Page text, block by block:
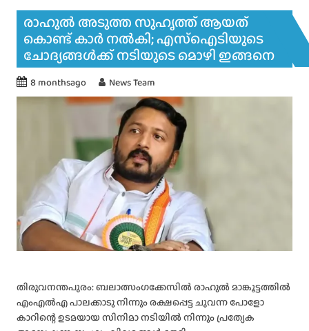
രാഹുല്‍ അടുത്ത സുഹൃത്ത് ആയത്
കൊണ്ട് കാർ നൽകി; എസ്ഐടിയുടെ
ചോദ്യങ്ങൾക്ക് നടിയുടെ മൊഴി ഇങ്ങനെ
8 monthsago News Team
തിരുവനന്തപുരം: ബലാത്സംഗക്കേസില്‍ രാഹുൽ മാങ്കൂട്ടത്തിൽ
എംഎല്‍എ പാലക്കാടു നിന്നും രക്ഷപ്പെട്ട ചുവന്ന പോളോ
കാറിന്റെ ഉടമയായ സിനിമാ നടിയില്‍ നിന്നും പ്രത്യേക